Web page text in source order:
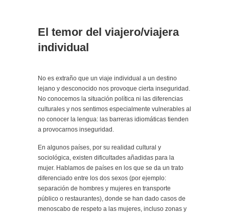
El temor del viajero/viajera
individual
No es extraño que un viaje individual a un destino
lejano y desconocido nos provoque cierta inseguridad.
No conocemos la situación política ni las diferencias
culturales y nos sentimos especialmente vulnerables al
no conocer la lengua: las barreras idiomáticas tienden
a provocarnos inseguridad.
En algunos países, por su realidad cultural y
sociológica, existen dificultades añadidas para la
mujer. Hablamos de países en los que se da un trato
diferenciado entre los dos sexos (por ejemplo:
separación de hombres y mujeres en transporte
público o restaurantes), donde se han dado casos de
menoscabo de respeto a las mujeres, incluso zonas y